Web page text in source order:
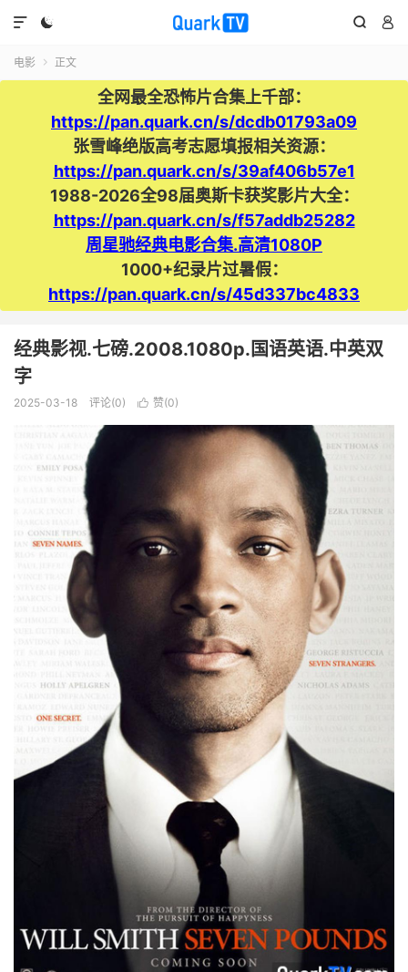
  

电影  正文
全网最全恐怖片合集上千部：
https://pan.quark.cn/s/dcdb01793a09
张雪峰绝版高考志愿填报相关资源：
https://pan.quark.cn/s/39af406b57e1
1988-2026全98届奥斯卡获奖影片大全：
https://pan.quark.cn/s/f57addb25282
周星驰经典电影合集.高清1080P
1000+纪录片过暑假：
https://pan.quark.cn/s/45d337bc4833
经典影视.七磅.2008.1080p.国语英语.中英双
字
2025-03-18 评论(0)  赞(0)